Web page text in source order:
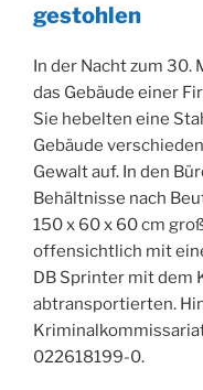
gestohlen
In der Nacht zum 30.
das Gebäude einer
Sie hebelten eine
Gebäude
Gewalt auf. In den
Behältnisse nach
150 x 60 x 60 cm
offensichtlich mit
DB Sprinter mit dem
abtransportierten.
022618199-0.